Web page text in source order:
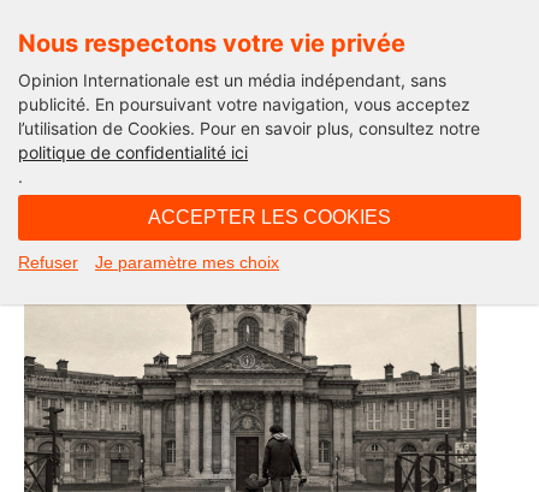
Nous respectons votre vie privée
Opinion Internationale est un média indépendant, sans
publicité. En poursuivant votre navigation, vous acceptez
l’utilisation de Cookies. Pour en savoir plus, consultez notre
politique de confidentialité ici
.
ACCEPTER LES COOKIES
Refuser Je paramètre mes choix
Leur Voeu pour 2021…